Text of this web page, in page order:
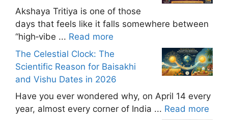
Akshaya Tritiya is one of those
days that feels like it falls somewhere between
“high‑vibe ... Read more
The Celestial Clock: The
Scientific Reason for Baisakhi
and Vishu Dates in 2026
Have you ever wondered why, on April 14 every
year, almost every corner of India ... Read more